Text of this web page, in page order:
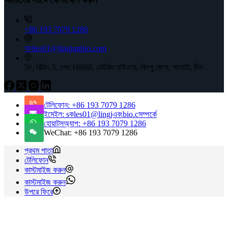
+86 193 7079 1286
অনles01@lingjunbio.com
5চ, বিল্ডিং 3, লেন 10688, বেইকিং হাইওয়ে, কিংপু জেলা, সাংহাই, চীন
টেলিফোন: +86 193 7079 1286
ইমেইল: sকles01@lingjএবংbio.cসম্পর্কে
হোয়াটসঅ্যাপ: +86 193 7079 1286
WeChat: +86 193 7079 1286
প্রথম পাতা
টেলিফোন
কাস্টমাইজ করুন
কাস্টমাইজ করুন
উপরে ফিরে